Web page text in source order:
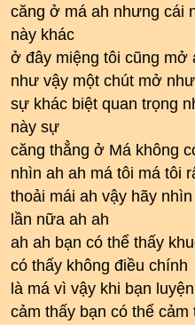
căng ở má ah nhưng cái
này khác
ở đây miệng tôi cũng mở
như vậy một chút mở
sự khác biệt quan trọng
này sự
căng thẳng ở Má không
nhìn ah ah má tôi má tôi
thoải mái ah vậy hãy
lần nữa ah ah
ah ah bạn có thể thấy
có thấy không điều chính
là má vì vậy khi bạn
cảm thấy bạn có thể cảm